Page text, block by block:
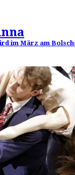
im März am